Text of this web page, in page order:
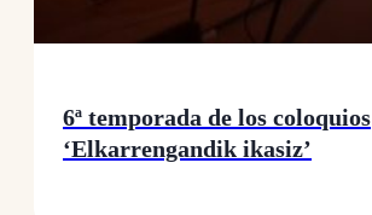
6ª temporada de los coloquios
‘Elkarrengandik ikasiz’